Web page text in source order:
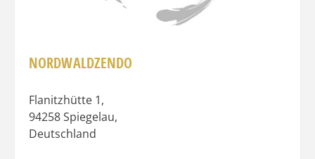
NORDWALDZENDO
Flanitzhütte 1,
94258Spiegelau,
Deutschland